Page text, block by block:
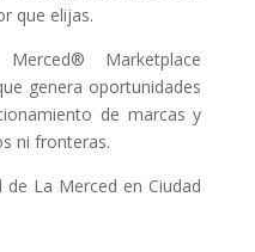
que elijas.
Marketplace
genera oportunidades
de marcas y
ni fronteras.
La Merced en Ciudad